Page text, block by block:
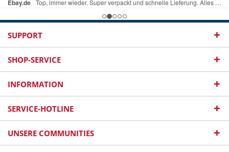
SUPPORT
SHOP-SERVICE
INFORMATION
SERVICE-HOTLINE
UNSERE COMMUNITIES